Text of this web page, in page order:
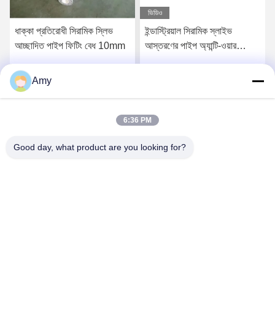
ধাক্কা প্রতিরোধী সিরামিক স্লিভ
আচ্ছাদিত পাইপ ফিটিং বেধ 10mm
ভিডিও
ইন্ডাস্ট্রিয়াল সিরামিক স্লাইভ
আস্তরণের পাইপ অ্যান্টি-ওয়ার
Amy
6:36 PM
Good day, what product are you looking for?